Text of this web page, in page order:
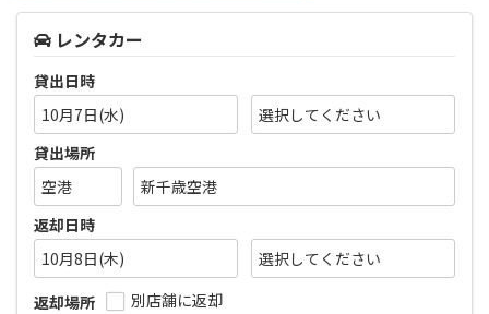
レンタカー
貸出日時
10月7日(水)
貸出場所
返却日時
10月8日(木)
返却場所
別店舗に返却